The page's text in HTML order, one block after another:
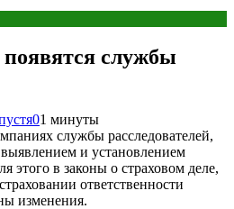
службы
01 минуты
службы расследователей,
и установлением
этого в законы о страховом деле,
ответственности
изменения.